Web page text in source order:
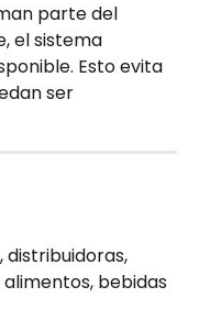
parte del
el sistema
Esto evita
ser
distribuidoras,
bebidas